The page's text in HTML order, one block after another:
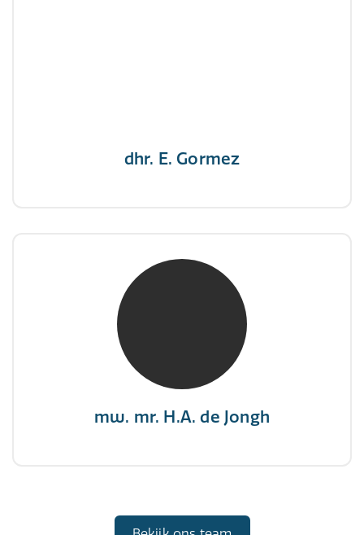
dhr. E. Gormez
mw. mr. H.A. de Jongh
mw. mr. H.A. de Jongh
NIVRE Register-Expert
"There is no elevator to succes, you need to